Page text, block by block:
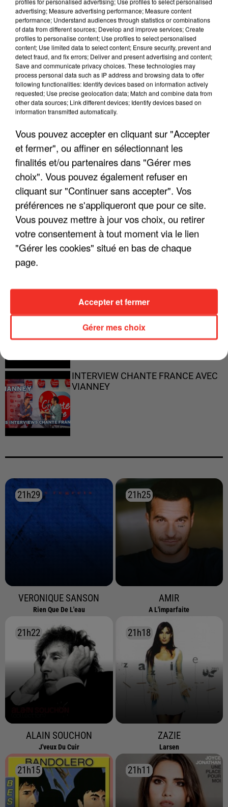
LES INTERVIEWS CHANTE
FRANCE
Voir plus
"JE SUIS À DISPOSITION DES
ENFOIRÉS"
"ON A TOUS LE TRAC"
"ON N'EST PAS DES PARENTS
PARFAITS"
"JE RESPIRE MIEUX SUR SCÈNE" -
CALOGERO
INTERVIEW CHANTE FRANCE AVEC
VIANNEY
21h29
21h29
VERONIQUE SANSON
Rien Que De L'eau
21h25
21h25
AMIR
A L'imparfaite
21h22
21h22
ALAIN SOUCHON
J'veux Du Cuir
21h18
21h18
ZAZIE
Larsen
21h15
21h15 21h11
21h11
advertising; Measure advertising performance; Measure content
performance; Understand audiences through statistics or combinations
of data from different sources; Develop and improve services; Create
profiles to personalise content; Use profiles to select personalised
content; Use limited data to select content; Ensure security, prevent and
detect fraud, and fix errors; Deliver and present advertising and content;
Save and communicate privacy choices. These technologies may
process personal data such as IP address and browsing data to offer
following functionalities: Identify devices based on information actively
requested; Use precise geolocation data; Match and combine data from
other data sources; Link different devices; Identify devices based on
information transmitted automatically.
Vous pouvez accepter en cliquant sur "Accepter
et fermer", ou affiner en sélectionnant les
finalités et/ou partenaires dans "Gérer mes
choix". Vous pouvez également refuser en
cliquant sur "Continuer sans accepter". Vos
préférences ne s'appliqueront que pour ce site.
Vous pouvez mettre à jour vos choix, ou retirer
votre consentement à tout moment via le lien
"Gérer les cookies" situé en bas de chaque
page.
Gérer mes choix
Accepter et fermer